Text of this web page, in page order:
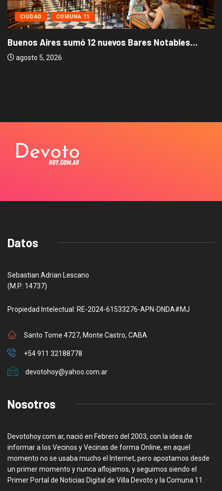
CIUDAD COMUNA 11
Buenos Aires sumó 12 nuevos Bares Notables...
agosto 5, 2026
Datos
Sebastian Adrian Lescano
(M.P: 14737)
Propiedad Intelectual: RE-2024-61533276-APN-DNDA#MJ
Santo Tome 4727, Monte Castro, CABA
+54 911 32188778
devotohoy@yahoo.com.ar
Nosotros
Devotohoy.com.ar, nació en Febrero del 2003, con la idea de
informar a los Vecinos y Vecinas de forma Online, en aquel
momento no se usaba mucho el Internet, pero apostamos desde
un primer momento y nunca aflojamos, y seguimos siendo el
Primer Portal de Noticias Digital de Villa Devoto y la Comuna 11.